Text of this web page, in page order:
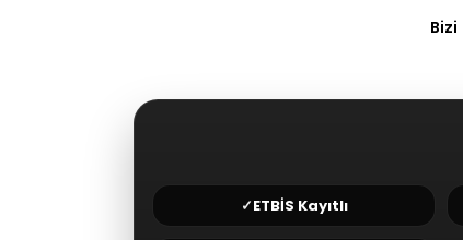
Bizi
✓ETBİS Kayıtlı